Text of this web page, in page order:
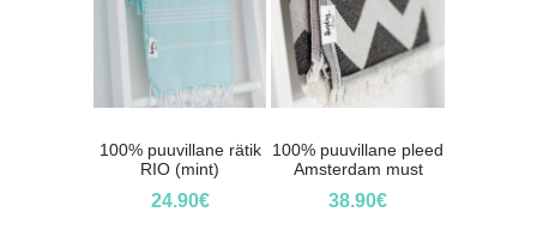
100% puuvillane rätik
RIO (mint)
24.90€
100% puuvillane pleed
Amsterdam must
38.90€